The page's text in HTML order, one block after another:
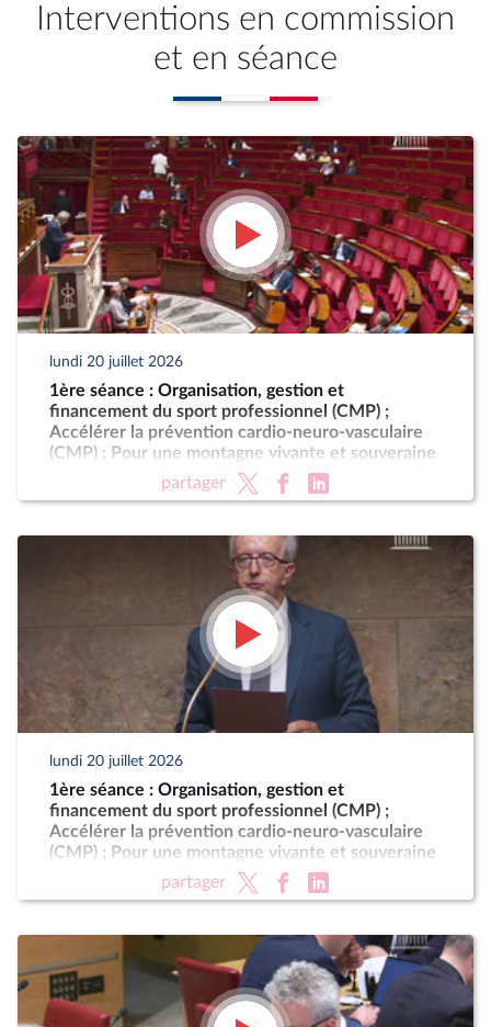
Interventions en commission
et en séance
lundi 20 juillet 2026
1ère séance : Organisation, gestion et
financement du sport professionnel (CMP) ;
Accélérer la prévention cardio-neuro-vasculaire
(CMP) ; Pour une montagne vivante et souveraine
partager
lundi 20 juillet 2026
1ère séance : Organisation, gestion et
financement du sport professionnel (CMP) ;
Accélérer la prévention cardio-neuro-vasculaire
(CMP) ; Pour une montagne vivante et souveraine
partager